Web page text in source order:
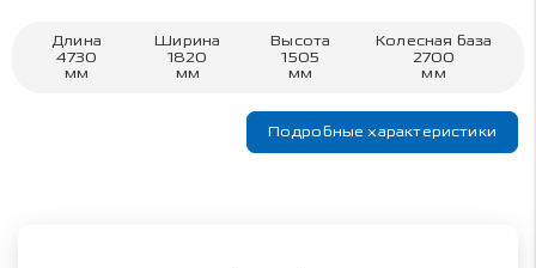
Длина
4730
мм
Ширина
1820
мм
Высота
1505
мм
Колесная база
2700
мм
Подробные характеристики